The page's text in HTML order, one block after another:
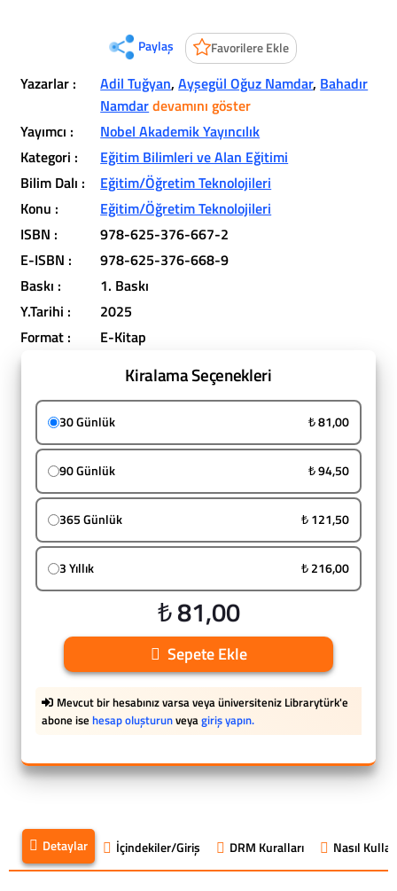
Paylaş Favorilere Ekle
Yazarlar : Adil Tuğyan,Ayşegül Oğuz Namdar, Bahadır
Namdardevamını göster
Yayımcı :
Nobel Akademik Yayıncılık
Kategori :
Eğitim Bilimleri ve Alan Eğitimi
Bilim Dalı :
Eğitim/Öğretim Teknolojileri
Konu :
Eğitim/Öğretim Teknolojileri
ISBN :
978-625-376-667-2
E-ISBN :
978-625-376-668-9
Baskı :
1. Baskı
Y.Tarihi :
2025
Format :
E-Kitap
Kiralama Seçenekleri
30 Günlük ₺ 81,00
90 Günlük ₺ 94,50
365 Günlük ₺ 121,50
3 Yıllık ₺ 216,00
₺ 81,00
Sepete Ekle
Mevcut bir hesabınız varsa veya üniversiteniz Librarytürk'e
abone ise hesap oluşturunveyagiriş yapın.
Detaylar İçindekiler/Giriş DRM Kuralları Nasıl